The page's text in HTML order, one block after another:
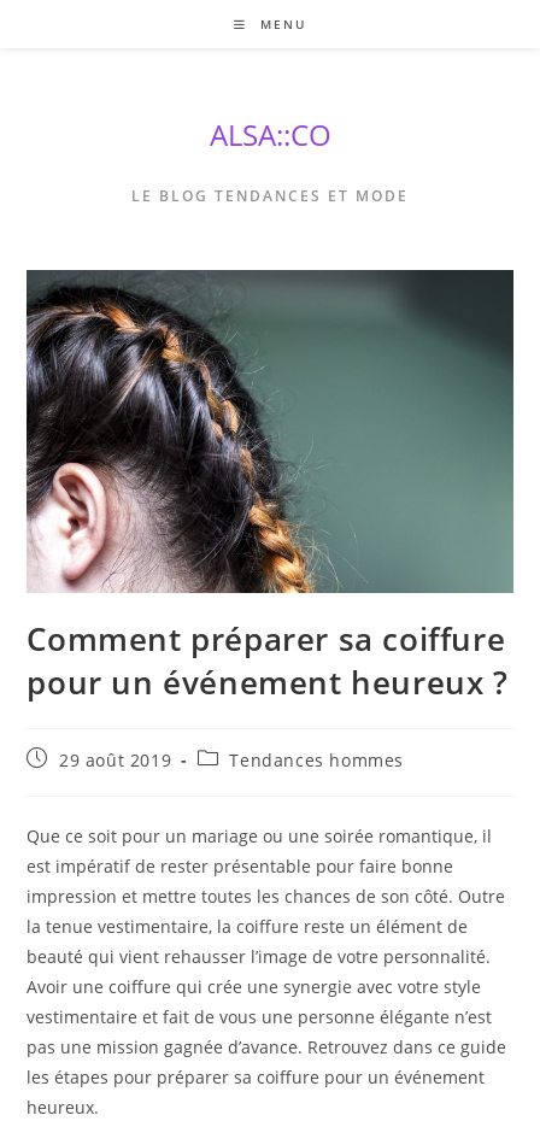
MENU
ALSA::CO
LE BLOG TENDANCES ET MODE
Comment préparer sa coiffure
pour un événement heureux ?
Publication
29 août 2019
PostTendances hommes
Que ce soit pour un mariage ou une soirée romantique, il
est impératif de rester présentable pour faire bonne
impression et mettre toutes les chances de son côté. Outre
la tenue vestimentaire, la coiffure reste un élément de
beauté qui vient rehausser l’image de votre personnalité.
Avoir une coiffure qui crée une synergie avec votre style
vestimentaire et fait de vous une personne élégante n’est
pas une mission gagnée d’avance. Retrouvez dans ce guide
les étapes pour préparer sa coiffure pour un événement
heureux.